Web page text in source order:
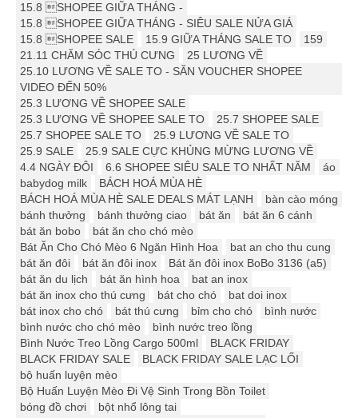
15.8 SHOPEE GIỮA THÁNG -
15.8 SHOPEE GIỮA THÁNG - SIÊU SALE NỬA GIÁ
15.8 SHOPEE SALE
15.9 ️GIỮA THÁNG SALE TO
159
21.11 CHĂM SÓC THÚ CƯNG
25 LƯƠNG VỀ
25.10 LƯƠNG VỀ SALE TO - SĂN VOUCHER SHOPEE
VIDEO ĐẾN 50%
25.3 LƯƠNG VỀ SHOPEE SALE
25.3 LƯƠNG VỀ SHOPEE SALE TO
25.7 SHOPEE SALE
25.7 SHOPEE SALE TO
25.9 LƯƠNG VỀ SALE TO
25.9 SALE
25.9 SALE CỰC KHỦNG MỪNG LƯƠNG VỀ
4.4 NGÀY ĐÔI
6.6 SHOPEE SIÊU SALE TO NHẤT NĂM
áo
babydog milk
BÁCH HOÁ MÙA HÈ
BÁCH HOÁ MÙA HÈ SALE DEALS MÁT LẠNH
bàn cào móng
bánh thưởng
bánh thưởng ciao bát ăn
bát ăn 6 cánh
bát ăn bobo
bát ăn cho chó mèo
Bát Ăn Cho Chó Mèo 6 Ngăn Hình Hoa
bat an cho thu cung
bát ăn đôi
bát ăn đôi inox
Bát ăn đôi inox BoBo 3136 (a5)
bát ăn du lịch
bát ăn hình hoa
bat an inox
bát ăn inox cho thú cưng
bát cho chó
bat doi inox
bát inox cho chó
bát thú cưng bỉm cho chó
bình nước
bình nước cho chó mèo
bình nước treo lồng
Bình Nước Treo Lồng Cargo 500ml
BLACK FRIDAY
BLACK FRIDAY SALE
BLACK FRIDAY SALE LẠC LỐI
bộ huấn luyện mèo
Bộ Huấn Luyện Mèo Đi Vệ Sinh Trong Bồn Toilet
bóng đồ chơi
bột nhổ lông tai